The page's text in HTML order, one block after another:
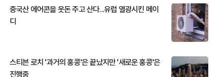
중국산 에어콘을 웃돈 주고 산다...유럽 열광시킨 메이
디
스티븐 로치 '과거의 홍콩'은 끝났지만 '새로운 홍콩'은
진행중